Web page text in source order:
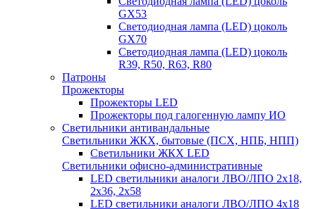
GX53
Светодиодная лампа (LED) цоколь
GX70
Светодиодная лампа (LED) цоколь
R39, R50, R63, R80
Патроны
Прожекторы
Прожекторы LED
Прожекторы под галогенную лампу ИО
Светильники антивандальные
Светильники ЖКХ, бытовые (ПСХ, НПБ, НПП)
Светильники ЖКХ LED
Светильники офисно-административные
LED светильники аналоги ЛВО/ЛПО 2х18,
2х36, 2х58
LED светильники аналоги ЛВО/ЛПО 4х18